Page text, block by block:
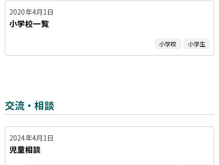
2020年4月1日
小学校一覧
小学校 小学生
交流・相談
2024年4月1日
児童相談